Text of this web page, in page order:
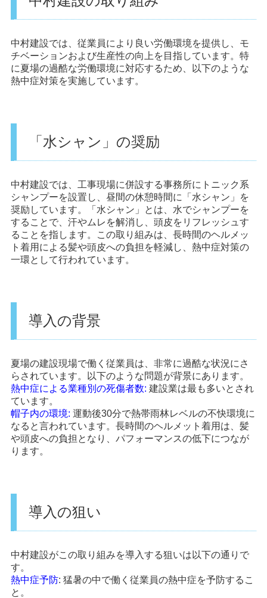
中村建設では、従業員により良い労働環境を提供し、モ
チベーションおよび生産性の向上を目指しています。特
に夏場の過酷な労働環境に対応するため、以下のような
熱中症対策を実施しています。
「水シャン」の奨励
中村建設では、工事現場に併設する事務所にトニック系
シャンプーを設置し、昼間の休憩時間に「水シャン」を
奨励しています。「水シャン」とは、水でシャンプーを
することで、汗やムレを解消し、頭皮をリフレッシュす
ることを指します。この取り組みは、長時間のヘルメッ
ト着用による髪や頭皮への負担を軽減し、熱中症対策の
一環として行われています。
導入の背景
夏場の建設現場で働く従業員は、非常に過酷な状況にさ
らされています。以下のような問題が背景にあります。
熱中症による業種別の死傷者数: 建設業は最も多いとされ
ています。
帽子内の環境: 運動後30分で熱帯雨林レベルの不快環境に
なると言われています。長時間のヘルメット着用は、髪
や頭皮への負担となり、パフォーマンスの低下につなが
ります。
導入の狙い
中村建設がこの取り組みを導入する狙いは以下の通りで
す。
熱中症予防: 猛暑の中で働く従業員の熱中症を予防するこ
と。